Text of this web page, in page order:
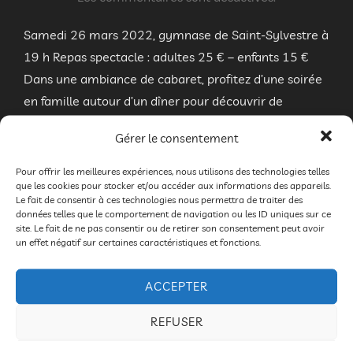
Gérer le consentement
Pour offrir les meilleures expériences, nous utilisons des technologies telles
que les cookies pour stocker et/ou accéder aux informations des appareils.
Le fait de consentir à ces technologies nous permettra de traiter des
données telles que le comportement de navigation ou les ID uniques sur ce
site. Le fait de ne pas consentir ou de retirer son consentement peut avoir
un effet négatif sur certaines caractéristiques et fonctions.
ACCEPTER
REFUSER
Samedi 26 mars 2022, gymnase de Saint-Sylvestre à
19 h Repas spectacle : adultes 25 € – enfants 15 €
Dans une ambiance de cabaret, profitez d’une soirée
en famille autour d’un dîner pour découvrir de
Thierry Nadalini de la compagnie Absolu Théâtre sera
Monsieur Loyal. Compagnie « Chant de balles » :
Jonglerie champêtre Chant jonglé Avec Vincent …
LIRE LA SUITE DE« MIMAGES FAIT SON